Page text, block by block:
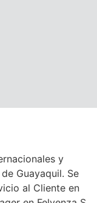
y
Guayaquil. Se
al Cliente en